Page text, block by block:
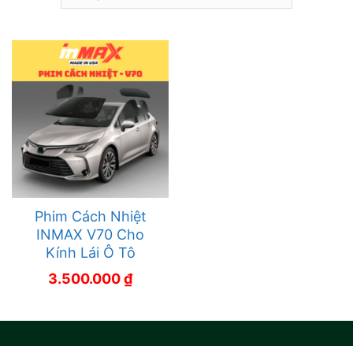
Phim Cách Nhiệt
INMAX V70 Cho
Kính Lái Ô Tô
3.500.000₫